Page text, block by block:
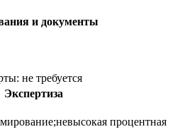
и документы
не требуется
Экспертиза
процентная